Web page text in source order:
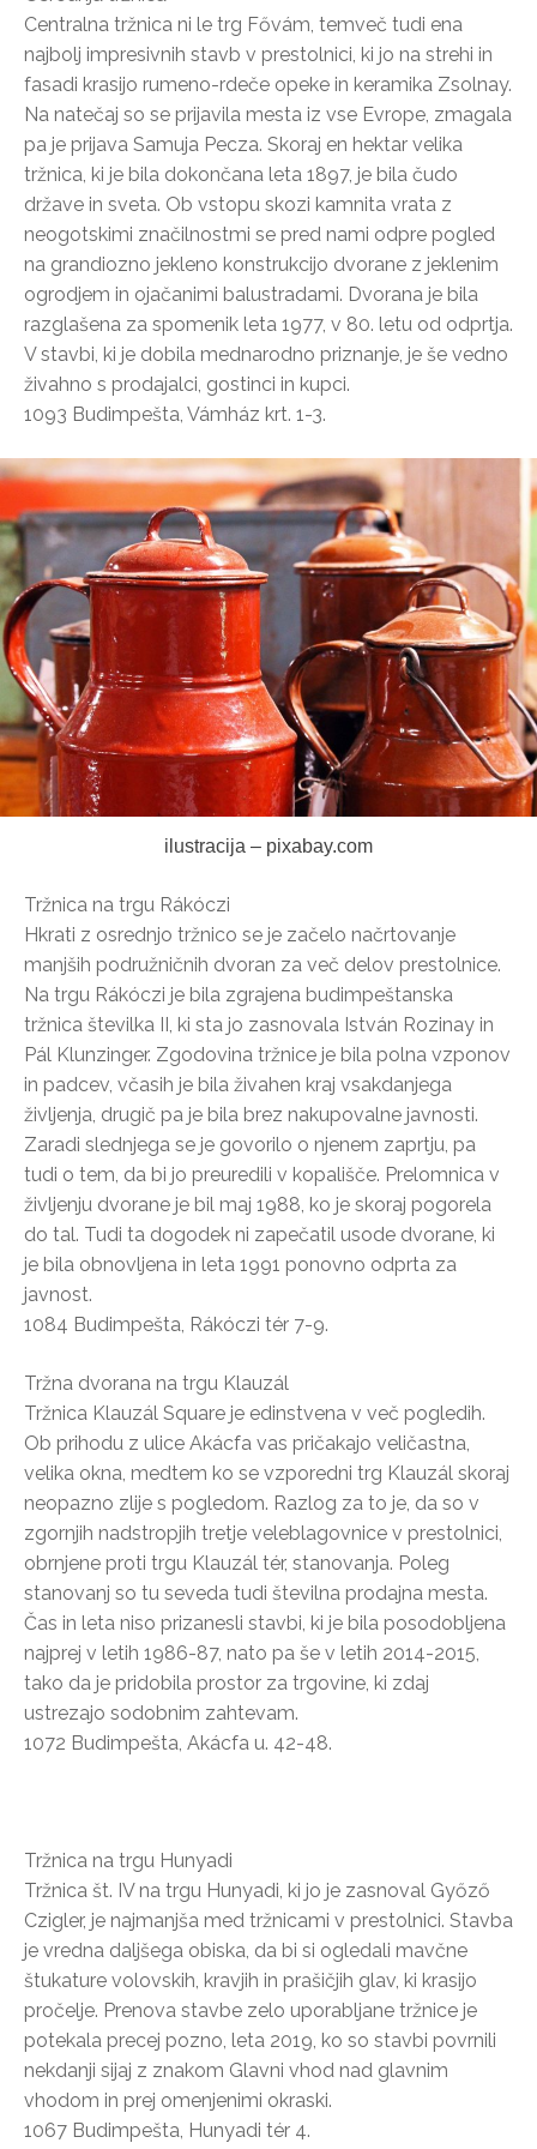
Centralna tržnica ni le trg Fővám, temveč tudi ena
najbolj impresivnih stavb v prestolnici, ki jo na strehi in
fasadi krasijo rumeno-rdeče opeke in keramika Zsolnay.
Na natečaj so se prijavila mesta iz vse Evrope, zmagala
pa je prijava Samuja Pecza. Skoraj en hektar velika
tržnica, ki je bila dokončana leta 1897, je bila čudo
države in sveta. Ob vstopu skozi kamnita vrata z
neogotskimi značilnostmi se pred nami odpre pogled
na grandiozno jekleno konstrukcijo dvorane z jeklenim
ogrodjem in ojačanimi balustradami. Dvorana je bila
razglašena za spomenik leta 1977, v 80. letu od odprtja.
V stavbi, ki je dobila mednarodno priznanje, je še vedno
živahno s prodajalci, gostinci in kupci.
1093 Budimpešta, Vámház krt. 1-3.
ilustracija – pixabay.com
Tržnica na trgu Rákóczi
Hkrati z osrednjo tržnico se je začelo načrtovanje
manjših podružničnih dvoran za več delov prestolnice.
Na trgu Rákóczi je bila zgrajena budimpeštanska
tržnica številka II, ki sta jo zasnovala István Rozinay in
Pál Klunzinger. Zgodovina tržnice je bila polna vzponov
in padcev, včasih je bila živahen kraj vsakdanjega
življenja, drugič pa je bila brez nakupovalne javnosti.
Zaradi slednjega se je govorilo o njenem zaprtju, pa
tudi o tem, da bi jo preuredili v kopališče. Prelomnica v
življenju dvorane je bil maj 1988, ko je skoraj pogorela
do tal. Tudi ta dogodek ni zapečatil usode dvorane, ki
je bila obnovljena in leta 1991 ponovno odprta za
javnost.
1084 Budimpešta, Rákóczi tér 7-9.
Tržna dvorana na trgu Klauzál
Tržnica Klauzál Square je edinstvena v več pogledih.
Ob prihodu z ulice Akácfa vas pričakajo veličastna,
velika okna, medtem ko se vzporedni trg Klauzál skoraj
neopazno zlije s pogledom. Razlog za to je, da so v
zgornjih nadstropjih tretje veleblagovnice v prestolnici,
obrnjene proti trgu Klauzál tér, stanovanja. Poleg
stanovanj so tu seveda tudi številna prodajna mesta.
Čas in leta niso prizanesli stavbi, ki je bila posodobljena
najprej v letih 1986-87, nato pa še v letih 2014-2015,
tako da je pridobila prostor za trgovine, ki zdaj
ustrezajo sodobnim zahtevam.
1072 Budimpešta, Akácfa u. 42-48.
Tržnica na trgu Hunyadi
Tržnica št. IV na trgu Hunyadi, ki jo je zasnoval Győző
Czigler, je najmanjša med tržnicami v prestolnici. Stavba
je vredna daljšega obiska, da bi si ogledali mavčne
štukature volovskih, kravjih in prašičjih glav, ki krasijo
pročelje. Prenova stavbe zelo uporabljane tržnice je
potekala precej pozno, leta 2019, ko so stavbi povrnili
nekdanji sijaj z znakom Glavni vhod nad glavnim
vhodom in prej omenjenimi okraski.
1067 Budimpešta, Hunyadi tér 4.